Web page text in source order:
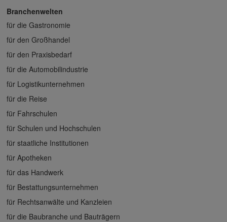
Branchenwelten
für die Gastronomie
für den Großhandel
für den Praxisbedarf
für die Automobilindustrie
für Logistikunternehmen
für die Reise
für Fahrschulen
für Schulen und Hochschulen
für staatliche Institutionen
für Apotheken
für das Handwerk
für Bestattungsunternehmen
für Rechtsanwälte und Kanzleien
für die Baubranche und Bauträgern